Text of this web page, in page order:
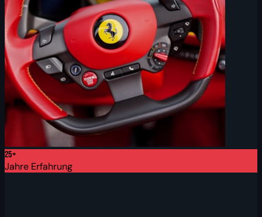
25+
Jahre Erfahrung